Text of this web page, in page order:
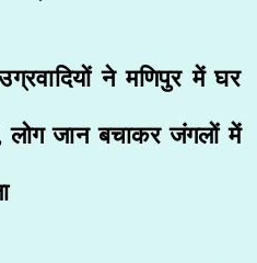
ने मणिपुर में घर
जान बचाकर जंगलों में